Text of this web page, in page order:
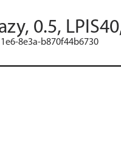
0.5,
8e3a-b870f44b6730